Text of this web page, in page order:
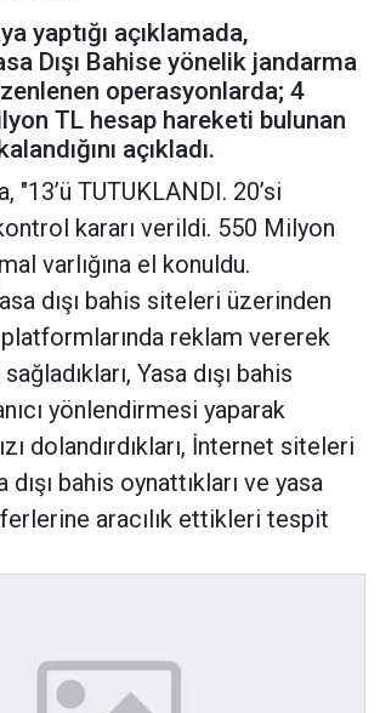
yaptığı açıklamada,
Dışı Bahise yönelik jandarma
operasyonlarda; 4
TL hesap hareketi bulunan
açıkladı.
"13’ü TUTUKLANDI. 20’si
kararı verildi. 550 Milyon
varlığına el konuldu.
dışı bahis siteleri üzerinden
reklam vererek
Yasa dışı bahis
yönlendirmesi yaparak
dolandırdıkları, İnternet siteleri
bahis oynattıkları ve yasa
aracılık ettikleri tespit